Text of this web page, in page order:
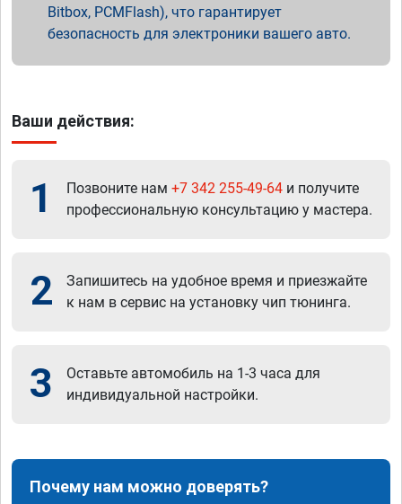
Bitbox, PCMFlash), что гарантирует
безопасность для электроники вашего авто.
Ваши действия:
1 Позвоните нам +7 342 255-49-64 и получите
профессиональную консультацию у мастера.
2
Запишитесь на удобное время и приезжайте
к нам в сервис на установку чип тюнинга.
3
Оставьте автомобиль на 1-3 часа для
индивидуальной настройки.
Почему нам можно доверять?